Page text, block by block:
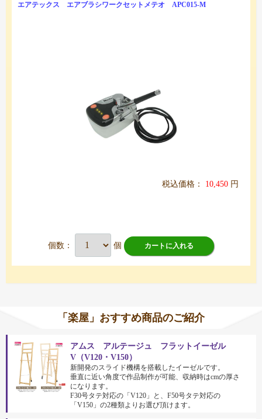
エアテックス エアブラシワークセットメテオ APC015-M
税込価格： 10,450 円
個数： 個 カートに入れる
「楽屋」おすすめ商品のご紹介
アムス アルテージュ フラットイーゼル
V（V120・V150）
新開発のスライド機構を搭載したイーゼルです。
垂直に近い角度で作品制作が可能、収納時はcmの厚さ
になります。
F30号タテ対応の「V120」と、F50号タテ対応の
「V150」の2種類よりお選び頂けます。